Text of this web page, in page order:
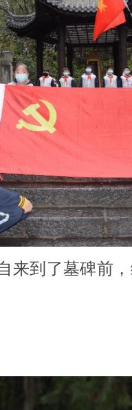
到了墓碑前，